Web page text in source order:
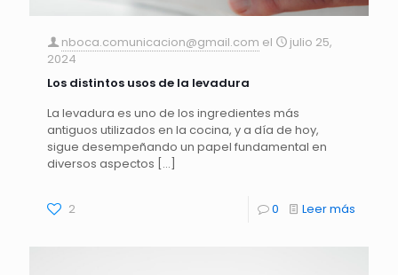
nboca.comunicacion@gmail.com el
julio 25,
2024
Los distintos usos de la levadura
La levadura es uno de los ingredientes más
antiguos utilizados en la cocina, y a día de hoy,
sigue desempeñando un papel fundamental en
diversos aspectos […]
2 0 Leer más